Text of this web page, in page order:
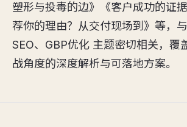
塑形与投毒的边》《客户成功的证
荐你的理由？从交付现场到》等，
SEO、GBP优化 主题密切相关，覆
战角度的深度解析与可落地方案。